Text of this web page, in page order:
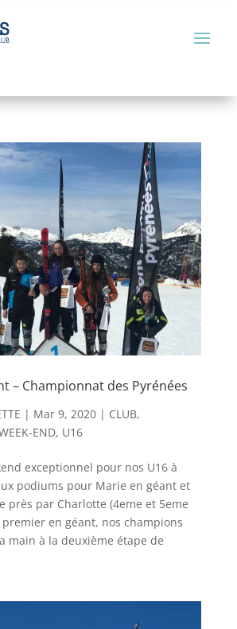
– Championnat des Pyrénées
| Mar 9, 2020| CLUB,
END, U16
exceptionnel pour nos U16 à
podiums pour Marie en géant et
près par Charlotte (4eme et 5eme
premier en géant, nos champions
main à la deuxième étape de